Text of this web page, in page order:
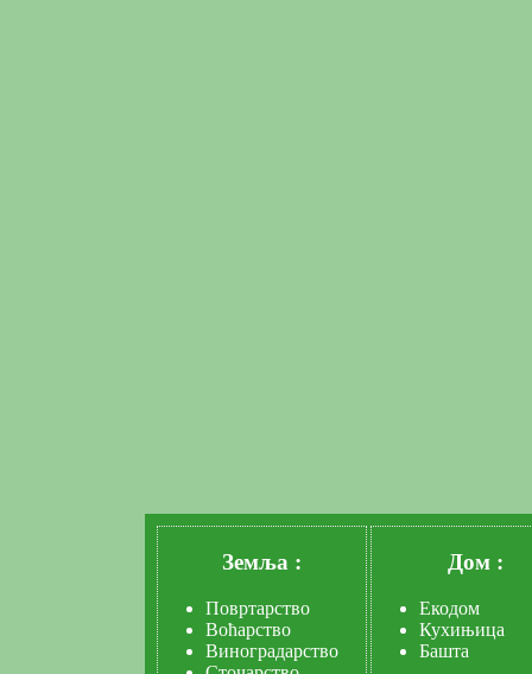
Земља :
Повртарство
Воћарство
Виноградарство
Дом :
Екодом
Кухињица
Башта